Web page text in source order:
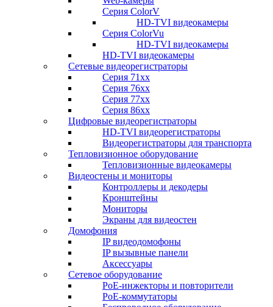
Серия ColorV
HD-TVI видеокамеры
Серия ColorVu
HD-TVI видеокамеры
HD-TVI видеокамеры
Сетевые видеорегистраторы
Серия 71xx
Серия 76xx
Серия 77хх
Серия 86хх
Цифровые видеорегистраторы
HD-TVI видеорегистраторы
Видеорегистраторы для транспорта
Тепловизионное оборудование
Тепловизионные видеокамеры
Видеостены и мониторы
Контроллеры и декодеры
Кронштейны
Мониторы
Экраны для видеостен
Домофония
IP видеодомофоны
IP вызывные панели
Аксессуары
Сетевое оборудование
PoE-инжекторы и повторители
PoE-коммутаторы